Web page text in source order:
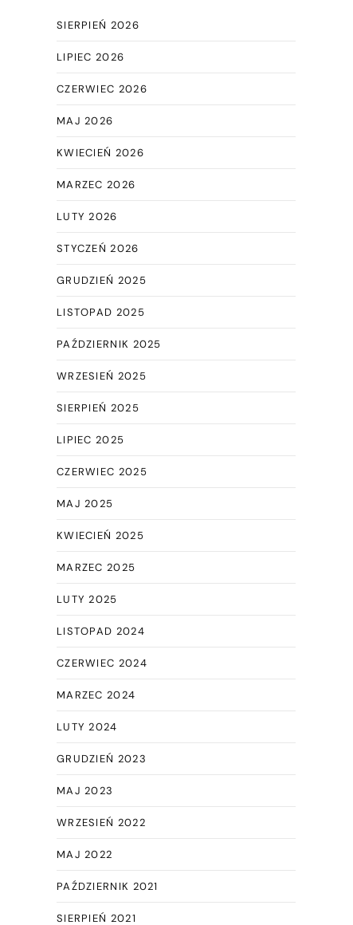
SIERPIEŃ 2026
LIPIEC 2026
CZERWIEC 2026
MAJ 2026
KWIECIEŃ 2026
MARZEC 2026
LUTY 2026
STYCZEŃ 2026
GRUDZIEŃ 2025
LISTOPAD 2025
PAŹDZIERNIK 2025
WRZESIEŃ 2025
SIERPIEŃ 2025
LIPIEC 2025
CZERWIEC 2025
MAJ 2025
KWIECIEŃ 2025
MARZEC 2025
LUTY 2025
LISTOPAD 2024
CZERWIEC 2024
MARZEC 2024
LUTY 2024
GRUDZIEŃ 2023
MAJ 2023
WRZESIEŃ 2022
MAJ 2022
PAŹDZIERNIK 2021
SIERPIEŃ 2021